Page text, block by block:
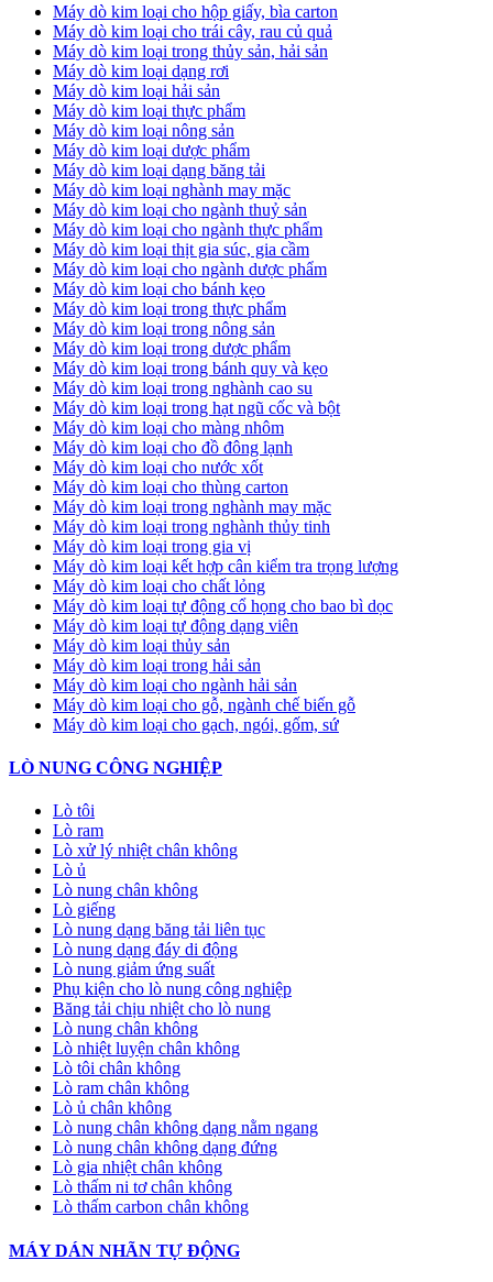
Máy dò kim loại cho hộp giấy, bìa carton
Máy dò kim loại cho trái cây, rau củ quả
Máy dò kim loại trong thủy sản, hải sản
Máy dò kim loại dạng rơi
Máy dò kim loại hải sản
Máy dò kim loại thực phẩm
Máy dò kim loại nông sản
Máy dò kim loại dược phẩm
Máy dò kim loại dạng băng tải
Máy dò kim loại nghành may mặc
Máy dò kim loại cho ngành thuỷ sản
Máy dò kim loại cho ngành thực phẩm
Máy dò kim loại thịt gia súc, gia cầm
Máy dò kim loại cho ngành dược phẩm
Máy dò kim loại cho bánh kẹo
Máy dò kim loại trong thực phẩm
Máy dò kim loại trong nông sản
Máy dò kim loại trong dược phẩm
Máy dò kim loại trong bánh quy và kẹo
Máy dò kim loại trong nghành cao su
Máy dò kim loại trong hạt ngũ cốc và bột
Máy dò kim loại cho màng nhôm
Máy dò kim loại cho đồ đông lạnh
Máy dò kim loại cho nước xốt
Máy dò kim loại cho thùng carton
Máy dò kim loại trong nghành may mặc
Máy dò kim loại trong nghành thủy tinh
Máy dò kim loại trong gia vị
Máy dò kim loại kết hợp cân kiểm tra trọng lượng
Máy dò kim loại cho chất lỏng
Máy dò kim loại tự động cổ họng cho bao bì dọc
Máy dò kim loại tự động dạng viên
Máy dò kim loại thủy sản
Máy dò kim loại trong hải sản
Máy dò kim loại cho ngành hải sản
Máy dò kim loại cho gỗ, ngành chế biến gỗ
Máy dò kim loại cho gạch, ngói, gốm, sứ
LÒ NUNG CÔNG NGHIỆP
Lò tôi
Lò ram
Lò xử lý nhiệt chân không
Lò ủ
Lò nung chân không
Lò giếng
Lò nung dạng băng tải liên tục
Lò nung dạng đáy di động
Lò nung giảm ứng suất
Phụ kiện cho lò nung công nghiệp
Băng tải chịu nhiệt cho lò nung
Lò nung chân không
Lò nhiệt luyện chân không
Lò tôi chân không
Lò ram chân không
Lò ủ chân không
Lò nung chân không dạng nằm ngang
Lò nung chân không dạng đứng
Lò gia nhiệt chân không
Lò thấm ni tơ chân không
Lò thấm carbon chân không
MÁY DÁN NHÃN TỰ ĐỘNG